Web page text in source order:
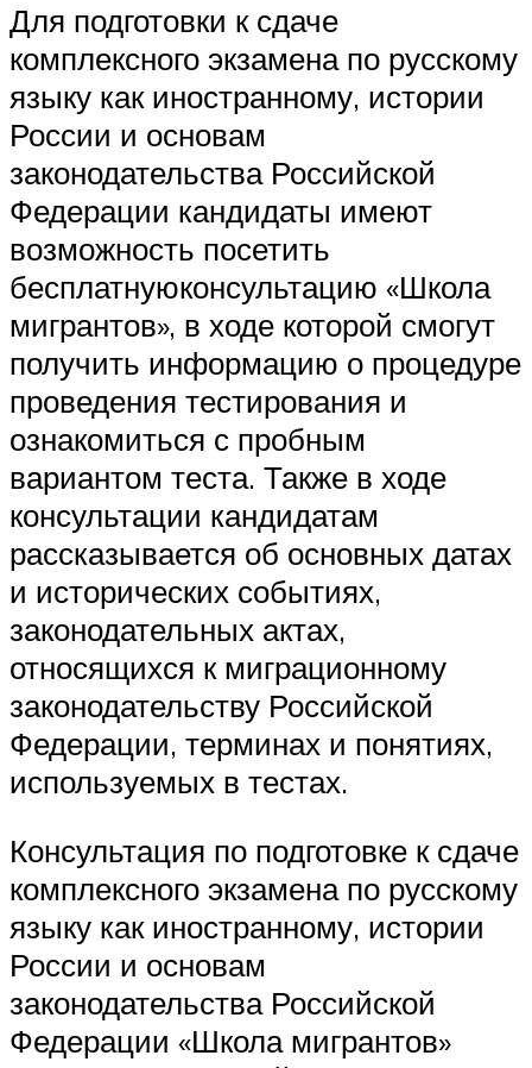
Для подготовки к сдаче
комплексного экзамена по русскому
языку как иностранному, истории
России и основам
законодательства Российской
Федерации кандидаты имеют
возможность посетить
бесплатнуюконсультацию «Школа
мигрантов», в ходе которой смогут
получить информацию о процедуре
проведения тестирования и
ознакомиться с пробным
вариантом теста. Также в ходе
консультации кандидатам
рассказывается об основных датах
и исторических событиях,
законодательных актах,
относящихся к миграционному
законодательству Российской
Федерации, терминах и понятиях,
используемых в тестах.
Консультация по подготовке к сдаче
комплексного экзамена по русскому
языку как иностранному, истории
России и основам
законодательства Российской
Федерации «Школа мигрантов»